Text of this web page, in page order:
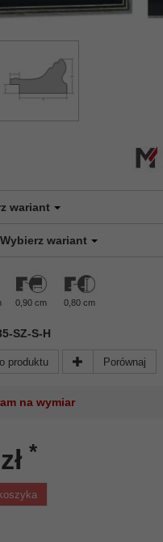
wariant
Wybierz wariant
0,90 cm 0,80 cm
SZ-S-H
produktu Porównaj
na wymiar
*